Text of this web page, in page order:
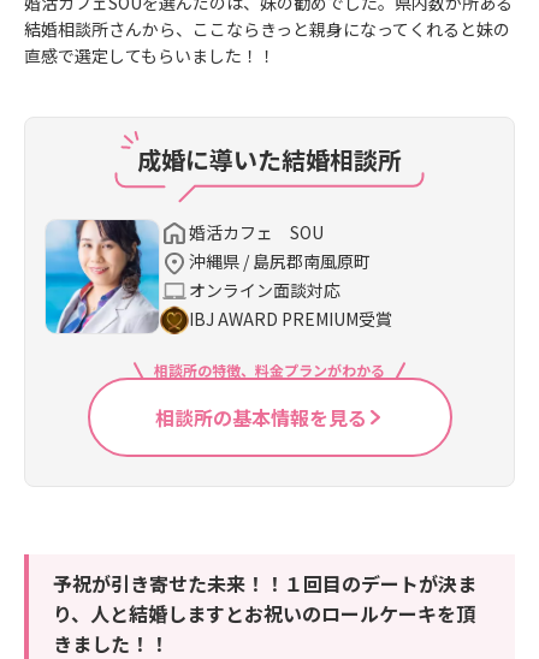
結婚相談所さんから、ここならきっと親身になってくれると妹の
直感で選定してもらいました！！
成婚に導いた結婚相談所
婚活カフェ SOU
沖縄県 / 島尻郡南風原町
オンライン面談対応
IBJ AWARD PREMIUM受賞
相談所の特徴、料金プランがわかる
相談所の基本情報を見る
予祝が引き寄せた未来！！１回目のデートが決ま
り、人と結婚しますとお祝いのロールケーキを頂
きました！！